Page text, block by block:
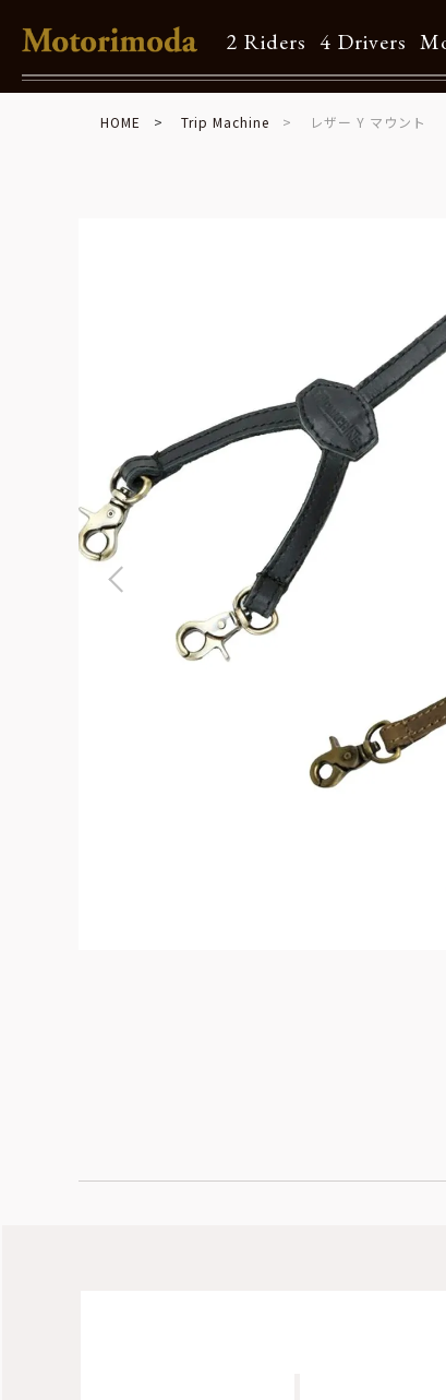
2 Riders 4 Drivers
Shop Info
ご利用ガイド
よくある質問
お問合せ
HOME Trip Machine レザー Y マウント